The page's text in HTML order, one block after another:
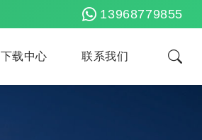
13968779855
下载中心 联系我们